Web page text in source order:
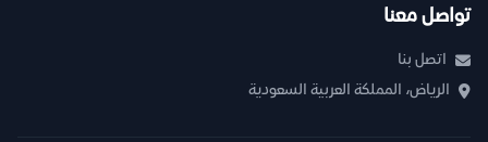
تواصل معنا
اتصل بنا
الرياض، المملكة العربية السعودية